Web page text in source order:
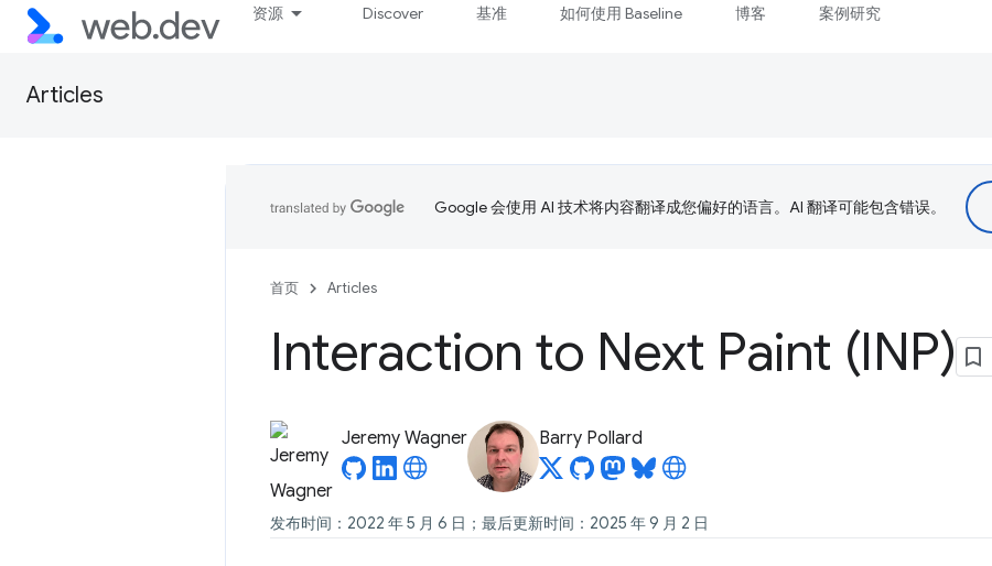
资源 Discover 基准 如何使用 Baseline 博客 案例研究
Articles
Google 会使用 AI 技术将内容翻译成您偏好的语言。AI 翻译可能包含错误。
首页 Articles
Interaction to Next Paint (INP)
Jeremy Wagner Barry Pollard
发布时间：2022 年 5 月 6 日；最后更新时间：2025 年 9 月 2 日